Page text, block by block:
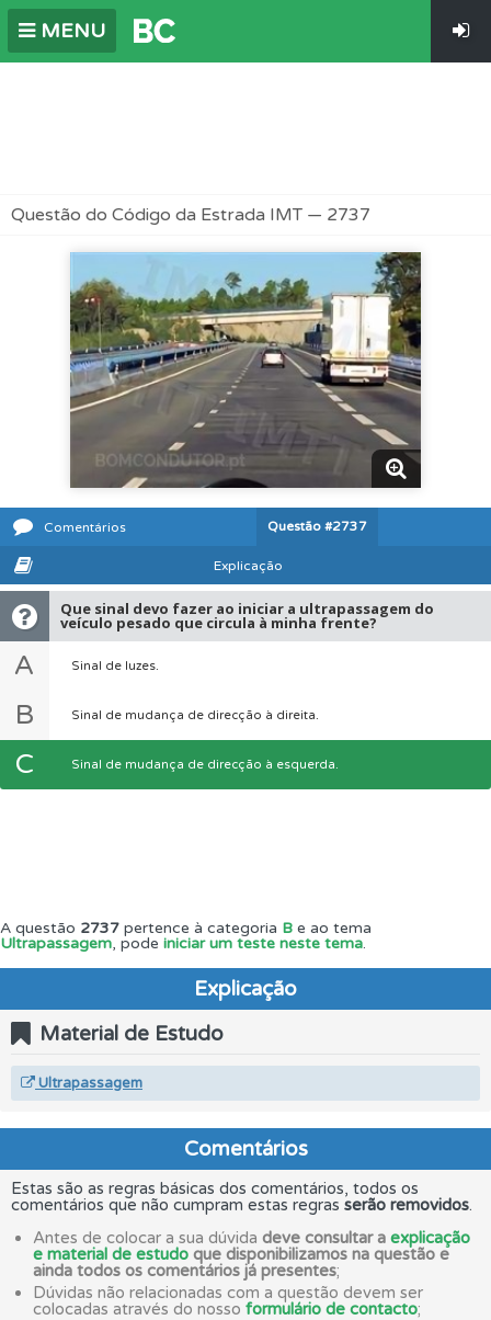
MENU
Questão do Código da Estrada IMT — 2737
Comentários Questão #2737
Explicação
Que sinal devo fazer ao iniciar a ultrapassagem do
veículo pesado que circula à minha frente?
A Sinal de luzes.
B Sinal de mudança de direcção à direita.
C Sinal de mudança de direcção à esquerda.
A questão 2737 pertence à categoria B e ao tema
Ultrapassagem, pode iniciar um teste neste tema.
Explicação
Material de Estudo
Ultrapassagem
Comentários
Estas são as regras básicas dos comentários, todos os
comentários que não cumpram estas regras serão removidos.
Antes de colocar a sua dúvida deve consultar a explicação
e material de estudo que disponibilizamos na questão e
ainda todos os comentários já presentes;
Dúvidas não relacionadas com a questão devem ser
colocadas através do nosso formulário de contacto;